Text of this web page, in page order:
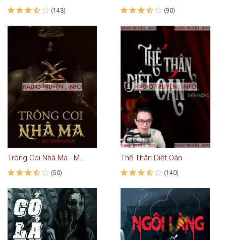
(143) (90)
Trông Coi Nhà Ma - MC Đình Soạn
(50)
Thế Thân Diệt Oán
(140)